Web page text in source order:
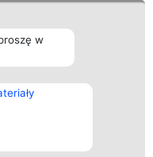
w
Kontakt
Kontakt